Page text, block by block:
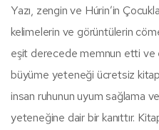
Yazı, zengin ve Húrin’in
kelimelerin ve görüntülerin
eşit derecede memnun etti ve
büyüme yeteneği ücretsiz
insan ruhunun uyum sağlama
yeteneğine dair bir kanıttır.